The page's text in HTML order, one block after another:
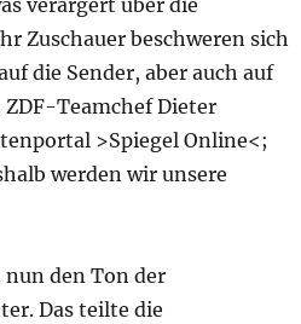
verärgert über die
Zuschauer beschweren sich
die Sender, aber auch auf
Teamchef Dieter
>Spiegel Online<;
werden wir unsere
nun den Ton der
Das teilte die